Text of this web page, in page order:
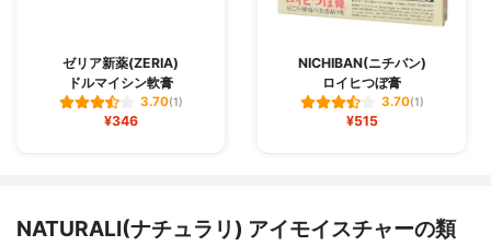
ゼリア新薬(ZERIA)
ドルマイシン軟膏
3.70(1)
¥346
NICHIBAN(ニチバン)
ロイヒつぼ膏
3.70(1)
¥515
NATURALI(ナチュラリ) アイモイスチャーの類